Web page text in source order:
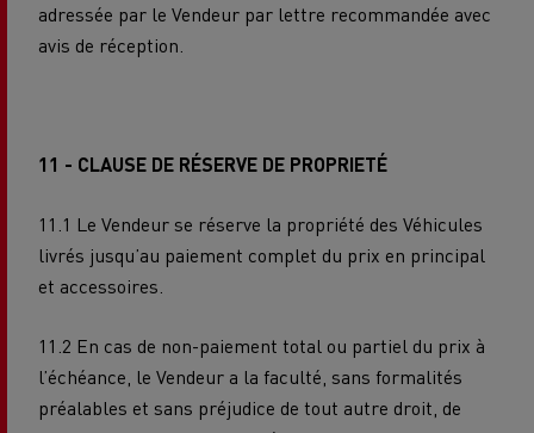
adressée par le Vendeur par lettre recommandée avec
avis de réception.
11 - CLAUSE DE RÉSERVE DE PROPRIETÉ
11.1 Le Vendeur se réserve la propriété des Véhicules
livrés jusqu’au paiement complet du prix en principal
et accessoires.
11.2 En cas de non-paiement total ou partiel du prix à
l’échéance, le Vendeur a la faculté, sans formalités
préalables et sans préjudice de tout autre droit, de